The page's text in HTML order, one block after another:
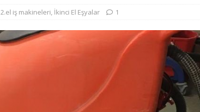
2.el iş makineleri, İkinci El Eşyalar 1